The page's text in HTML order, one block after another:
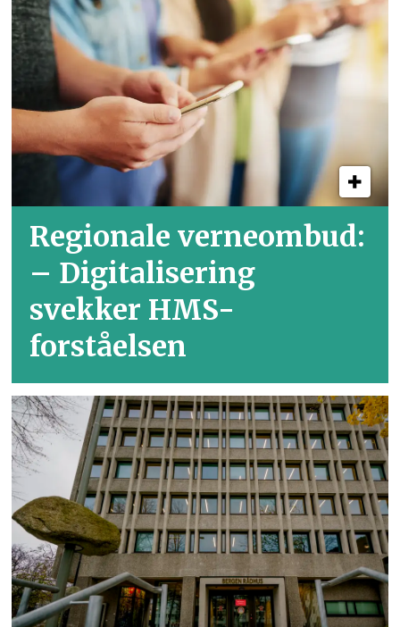
Regionale verneombud:
– Digitalisering
svekker HMS-
forståelsen